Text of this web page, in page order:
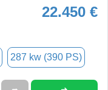
22.450 €
287 kw (390 PS)